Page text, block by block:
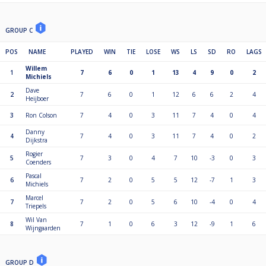
*Puntenverdeling*
Wanneer er meer dan 33 deelnemers zijn wordt er gespeeld in een dubbel
KO tot aan de laatste 16 en is de volgende puntenverdeling van
toepassing:
Positie Punten
33e-48e plaats 38
25e-32e plaats 44
17e-24e plaats 52
5e-8e plaats hoofdronde 68
2e plaats hoofdronde 88
Winnaar hoofdronde 100
Wanneer er maximaal 32 deelnemers zijn wordt er gestart in een
poulefase en is de volgende puntenverdeling van toepassing:
29e-32e plaats 40
GROUP C
POS NAME PLAYED WIN TIE LOSE WS LS SD RO LAGS
1
Willem
Michiels
7 6 0 1 13 4 9 0 2
2
Dave
Heijboer
7 6 0 1 12 6 6 2 4
3 Ron Colson 7 4 0 3 11 7 4 0 4
4
Danny
Dijkstra
7 4 0 3 11 7 4 0 2
5
Rogier
Coenders
7 3 0 4 7 10 -3 0 3
6
Pascal
Michiels
7 2 0 5 5 12 -7 1 3
7
Marcel
Triepels
7 2 0 5 6 10 -4 0 4
8
Wil Van
Wijngaarden
7 1 0 6 3 12 -9 1 6
GROUP D